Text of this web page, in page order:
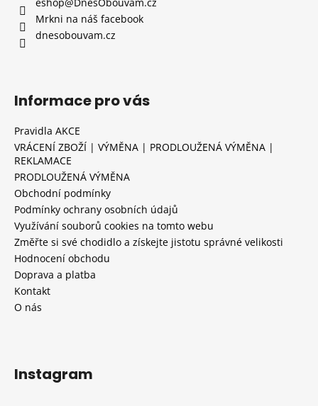
Mrkni na náš facebook
dnesobouvam.cz
Informace pro vás
Pravidla AKCE
VRÁCENÍ ZBOŽÍ | VÝMĚNA | PRODLOUŽENÁ VÝMĚNA |
REKLAMACE
PRODLOUŽENÁ VÝMĚNA
Obchodní podmínky
Podmínky ochrany osobních údajů
Využívání souborů cookies na tomto webu
Změřte si své chodidlo a získejte jistotu správné velikosti
Hodnocení obchodu
Doprava a platba
Kontakt
O nás
Instagram